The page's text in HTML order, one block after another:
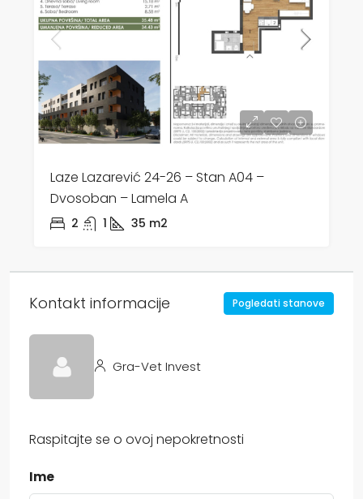
Laze Lazarević 24-26 – Stan A04 –
Dvosoban – Lamela A
2 1 35 m2
Kontakt informacije Pogledati stanove
Gra-Vet Invest
Raspitajte se o ovoj nepokretnosti
Ime